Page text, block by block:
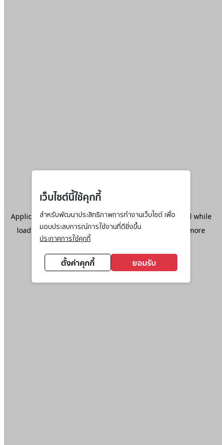
เว็บไซต์นี้ใช้คุกกี้
สำหรับพัฒนาประสิทธิภาพการทำงานเว็บไซต์ เพื่อ
มอบประสบการณ์การใช้งานที่ดียิ่งขึ้น
ประกาศการใช้คุกกี้
ตั้งค่าคุกกี้ ยอมรับ
Application error: aclient-side exception has occurred while
loadingwww.ktc.co.th(see the browser console
for more
information).